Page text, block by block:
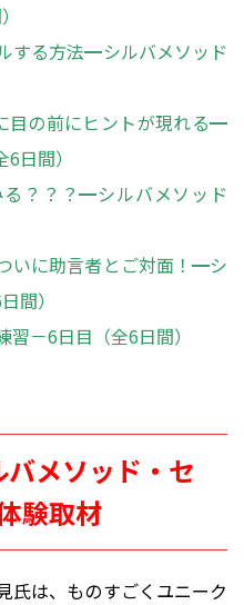
する方法━シルバメソッド
目の前にヒントが現れる━
日間）
？？？━シルバメソッド
いに助言者とご対面！━シ
間）
－6日目（全6日間）
メソッド・セ
験取材
氏は、ものすごくユニーク